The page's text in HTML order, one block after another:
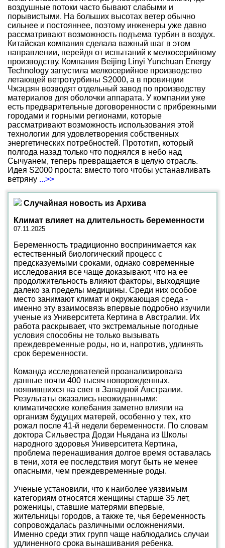
воздушные потоки часто бывают слабыми и
порывистыми. На больших высотах ветер обычно
сильнее и постояннее, поэтому инженеры уже давно
рассматривают возможность подъема турбин в воздух.
Китайская компания сделала важный шаг в этом
направлении, перейдя от испытаний к мелкосерийному
производству. Компания Beijing Linyi Yunchuan Energy
Technology запустила мелкосерийное производство
летающей ветротурбины S2000, а в провинции
Чжэцзян возводят отдельный завод по производству
материалов для оболочки аппарата. У компании уже
есть предварительные договоренности с прибрежными
городами и горными регионами, которые
рассматривают возможность использования этой
технологии для удовлетворения собственных
энергетических потребностей. Прототип, который
полгода назад только что поднялся в небо над
Сычуанем, теперь превращается в целую отрасль.
Идея S2000 проста: вместо того чтобы устанавливать
ветряну ...>>
Случайная новость из Архива
Климат влияет на длительность беременности
07.11.2025
Беременность традиционно воспринимается как
естественный биологический процесс с
предсказуемыми сроками, однако современные
исследования все чаще доказывают, что на ее
продолжительность влияют факторы, выходящие
далеко за пределы медицины. Среди них особое
место занимают климат и окружающая среда -
именно эту взаимосвязь впервые подробно изучили
ученые из Университета Кертина в Австралии. Их
работа раскрывает, что экстремальные погодные
условия способны не только вызывать
преждевременные роды, но и, напротив, удлинять
срок беременности.
Команда исследователей проанализировала
данные почти 400 тысяч новорожденных,
появившихся на свет в Западной Австралии.
Результаты оказались неожиданными:
климатические колебания заметно влияли на
организм будущих матерей, особенно у тех, кто
рожал после 41-й недели беременности. По словам
доктора Сильвестра Додзи Ньядана из Школы
народного здоровья Университета Кертина,
проблема перенашивания долгое время оставалась
в тени, хотя ее последствия могут быть не менее
опасными, чем преждевременные роды.
Ученые установили, что к наиболее уязвимым
категориям относятся женщины старше 35 лет,
роженицы, ставшие матерями впервые,
жительницы городов, а также те, чья беременность
сопровождалась различными осложнениями.
Именно среди этих групп чаще наблюдались случаи
удлиненного срока вынашивания ребенка.